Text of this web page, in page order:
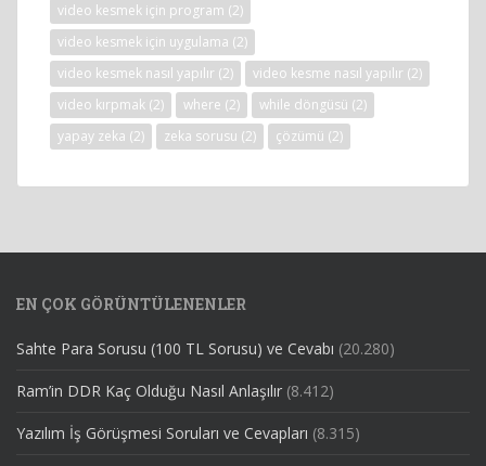
video kesmek için program (2)
video kesmek için uygulama (2)
video kesmek nasıl yapılır (2) video kesme nasıl yapılır (2)
video kırpmak (2) where (2) while döngüsü (2)
yapay zeka (2) zeka sorusu (2) çözümü (2)
EN ÇOK GÖRÜNTÜLENENLER
Sahte Para Sorusu (100 TL Sorusu) ve Cevabı (20.280)
Ram’in DDR Kaç Olduğu Nasıl Anlaşılır (8.412)
Yazılım İş Görüşmesi Soruları ve Cevapları (8.315)